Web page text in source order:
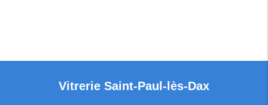
Vitrerie Saint-Paul-lès-Dax